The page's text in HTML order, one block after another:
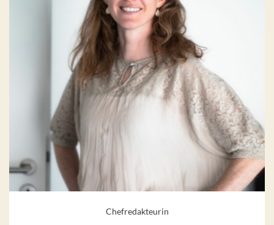
Chefredakteurin